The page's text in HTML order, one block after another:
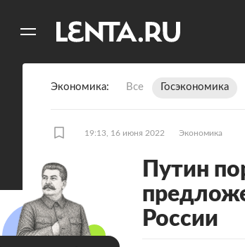
Экономика Все Госэкономика
19:13, 16 июня 2022 Экономика
Путин
России